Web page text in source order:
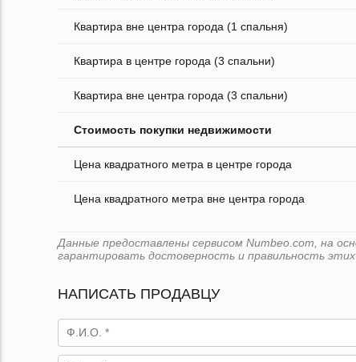
Квартира вне центра города (1 спальня)
Квартира в центре города (3 спальни)
Квартира вне центра города (3 спальни)
Стоимость покупки недвижимости
Цена квадратного метра в центре города
Цена квадратного метра вне центра города
Данные предоставлены сервисом Numbeo.com, на
гарантировать достоверность и правильность этих
НАПИСАТЬ ПРОДАВЦУ